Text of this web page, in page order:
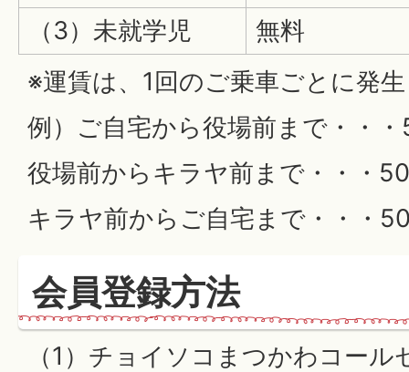
（3）未就学児
無料
※運賃は、1回のご乗車ごとに発
例）ご自宅から役場前まで・・
役場前からキラヤ前まで・・・
キラヤ前からご自宅まで・・・
会員登録方法
（1）チョイソコまつかわコー